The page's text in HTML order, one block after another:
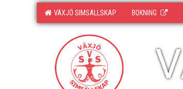
VÄXJÖ SIMSÄLLSKAP BOKNING